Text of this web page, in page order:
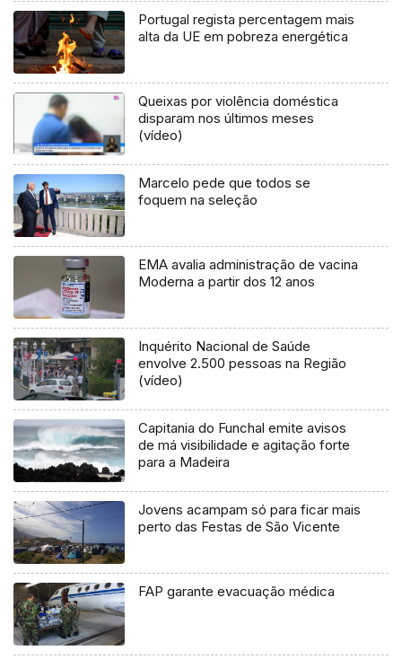
Portugal regista percentagem mais
alta da UE em pobreza energética
Queixas por violência doméstica
disparam nos últimos meses
(vídeo)
Marcelo pede que todos se
foquem na seleção
EMA avalia administração de vacina
Moderna a partir dos 12 anos
Inquérito Nacional de Saúde
envolve 2.500 pessoas na Região
(vídeo)
Capitania do Funchal emite avisos
de má visibilidade e agitação forte
para a Madeira
Jovens acampam só para ficar mais
perto das Festas de São Vicente
FAP garante evacuação médica